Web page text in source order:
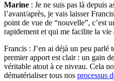
Marine : Je ne suis pas là depuis
l’avant/après, je vais laisser
point de vue de “nouvelle”, c’est
rapidement et qui me facilite la vie
Francis : J’en ai déjà un peu parlé
premier apport est clair : un gain
véritable atout à ce niveau. Cela
dématérialiser tous nos processus